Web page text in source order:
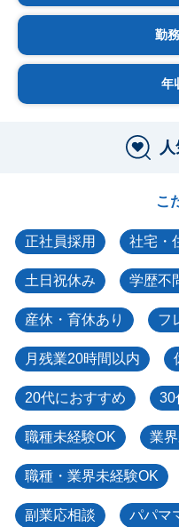
勤
年
こ
正社員採用 社宅・
土日祝休み 学歴不
産休・育休あり フ
月残業20時間以内
20代におすすめ 30
職種未経験OK 業
職種・業界未経験OK
副業応相談 パパマ